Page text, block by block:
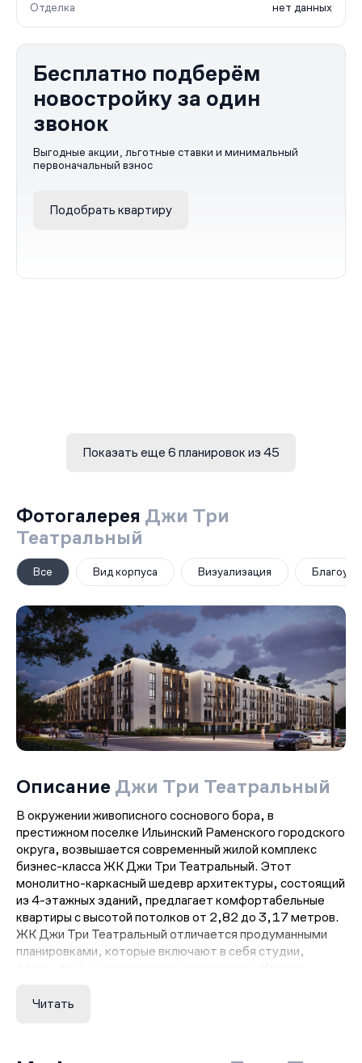
Отделка
нет данных
Бесплатно подберём
новостройку за один
звонок
Выгодные акции, льготные ставки и минимальный
первоначальный взнос
Подобрать квартиру
Показать еще 6 планировок из 45
Фотогалерея Джи Три
Театральный
Все Вид корпуса Визуализация
Описание Джи Три Театральный
В окружении живописного соснового бора, в
престижном поселке Ильинский Раменского городского
округа, возвышается современный жилой комплекс
бизнес-класса ЖК Джи Три Театральный. Этот
монолитно-каркасный шедевр архитектуры, состоящий
из 4-этажных зданий, предлагает комфортабельные
квартиры с высотой потолков от 2,82 до 3,17 метров.
ЖК Джи Три Театральный отличается продуманными
планировками, которые включают в себя студии,
одно-, двух- и трехкомнатные квартиры. Каждая
обеспечить максимальный комфорт и
Читать